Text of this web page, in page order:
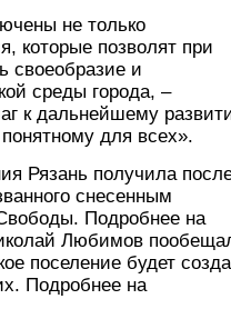
не только
которые позволят при
своеобразие и
среды города, –
к дальнейшему
для всех».
Рязань получила
снесенным
Подробнее на
Любимов
поселение будет
Подробнее на